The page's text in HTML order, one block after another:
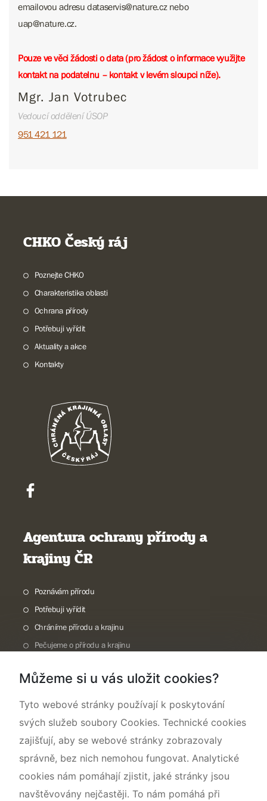
emailovou adresu dataservis@nature.cz nebo ​​​​​​
uap@nature.cz.
Pouze ve věci žádosti o data (pro žádost o informace využijte
kontakt na podatelnu – kontakt v levém sloupci níže).
Mgr. Jan Votrubec
Vedoucí oddělení ÚSOP
951 421 121
CHKO Český ráj
Poznejte CHKO
Charakteristika oblasti
Ochrana přírody
Potřebuji vyřídit
Aktuality a akce
Kontakty
Agentura ochrany přírody a
krajiny ČR
Poznávám přírodu
Potřebuji vyřídit
Chráníme přírodu a krajinu
Pečujeme o přírodu a krajinu
O nás
Můžeme si u vás uložit cookies?
Tyto webové stránky používají k poskytování
svých služeb soubory Cookies. Technické cookies
zajišťují, aby se webové stránky zobrazovaly
správně, bez nich nemohou fungovat. Analytické
cookies nám pomáhají zjistit, jaké stránky jsou
navštěvovány nejčastěji. To nám pomáhá při